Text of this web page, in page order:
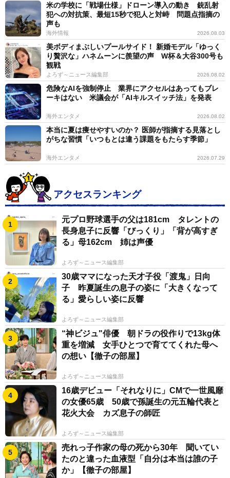
米の学校に「戦場仕様」ドローン導入の動き 銃乱射
犯への対抗策、最短15秒で犯人と対峙 問題点指摘の
声も
海外情報 2026.08.03
美ボディまぶしいプールサイド！ 新婚モデル「ゆっく
り贅沢な」ハネムーンに羨望の声 W杯＆大谷300号も
観戦
よろず～ニュース編集部 2026.08.02
危険なAIを強制停止 業界にアクセルはあってもブレ
ーキはない 米議会が「AIキルスイッチ法」を発表
海外エンタメ 2026.08.02
本当に夏は痩せやすいのか？ 医師が指摘する見落とし
がちな習慣「いつもとは違う課題をもたらす季節」
海外エンタメ 2026.07.29
アクセスランキング
元プロ野球選手の父は181cm タレントの
長身息子に反響「びっくり」「背が高すぎ
る」母162cm 姉は声優
よろず～ニュース編集部
30歳ママになった天才子役「渡鬼」日向
子 昨夏誕生の息子の姿に「大きくなって
る」愛らしい姿に反響
よろず～ニュース編集部
“神ビジュ"俳優 朝ドラの役作りで13kg体
重を増減 女手ひとつで育ててくれた母へ
の想い【徹子の部屋】
よろず～ニュース編集部
16歳デビュー「それなりに」CMで一世風靡
の女優65歳 50歳で孫誕生の元五輪代表と
花火大会 カズ息子の師匠
よろず～ニュース編集部
売れっ子作家の母の死から30年 聞いてい
たのと違った血液型「自分は本当は誰の子
か」【徹子の部屋】